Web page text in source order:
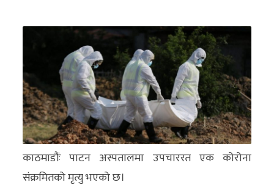
विज्ञान
अन्तरर्वार्ता
विचार/
ब्लग
खेलकुद
रोचक
काठमाडौंः पाटन अस्पतालमा उपचाररत एक कोरोना
संक्रमितको मृत्यु भएको छ।